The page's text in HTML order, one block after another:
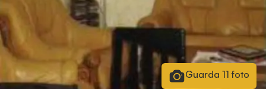
Guarda 11 foto